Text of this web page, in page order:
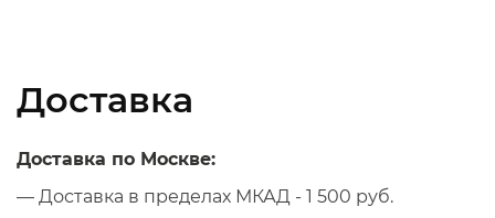
Доставка
Доставка по Москве:
— Доставка в пределах МКАД - 1 500 руб.